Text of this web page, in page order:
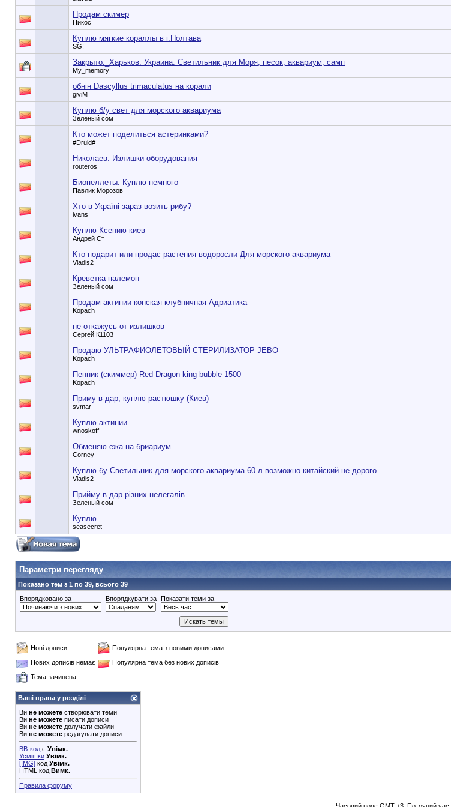
Продам скимер
Никос
Куплю мягкие кораллы в г.Полтава
SG!
Закрыто:_ Харьков. Украина. Светильник для Моря, песок, аквариум, самп
My_memory
обнін Dascyllus trimaculatus на корали
giviM
Куплю б/у свет для морского аквариума
Зеленый сом
Кто может поделиться астеринками?
#Druid#
Николаев. Излишки оборудования
routeros
Биопеллеты. Куплю немного
Павлик Морозов
Хто в Україні зараз возить рибу?
ivans
Куплю Ксению киев
Андрей Ст
Кто подарит или продас растения водоросли Для морского аквариума
Vladis2
Креветка палемон
Зеленый сом
Продам актинии конская клубничная Адриатика
Kopach
не откажусь от излишков
Сергей К1103
Продаю УЛЬТРАФИОЛЕТОВЫЙ СТЕРИЛИЗАТОР JEBO
Kopach
Пенник (скиммер) Red Dragon king bubble 1500
Kopach
Приму в дар, куплю растюшку (Киев)
svmar
Куплю актинии
wnoskoff
Обменяю ежа на бриариум
Corney
Куплю бу Светильник для морского аквариума 60 л возможно китайский не дорого
Vladis2
Прийму в дар різних нелегалів
Зеленый сом
Куплю
seasecret
90353748e6549cd1148d01dde3b3bc75
Параметри перегляду
Показано тем з 1 по 39, всього 39
Впорядковано за
Впорядкувати за Показати теми за
Нові дописи
Популярна тема з новими дописами
Нових дописів немає
Популярна тема без нових дописів
Тема зачинена
Ваші права у розділі
Ви не можете створювати теми
Ви не можете писати дописи
Ви не можете долучати файли
Ви не можете редагувати дописи
BB-код є Увімк.
Усмішки Увімк.
[IMG] код Увімк.
HTML код Вимк.
Правила форуму